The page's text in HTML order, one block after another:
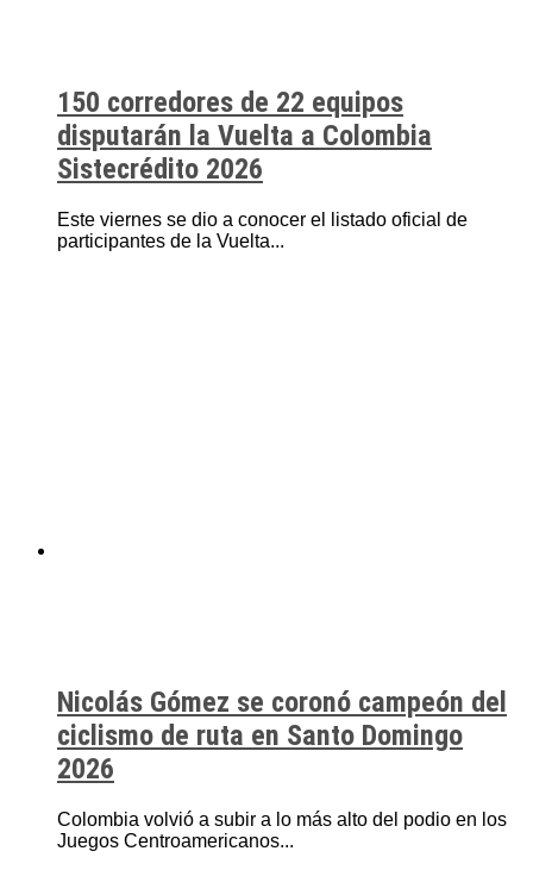
150 corredores de 22 equipos
disputarán la Vuelta a Colombia
Sistecrédito 2026
Este viernes se dio a conocer el listado oficial de
participantes de la Vuelta...
Nicolás Gómez se coronó campeón del
ciclismo de ruta en Santo Domingo
2026
Colombia volvió a subir a lo más alto del podio en los
Juegos Centroamericanos...